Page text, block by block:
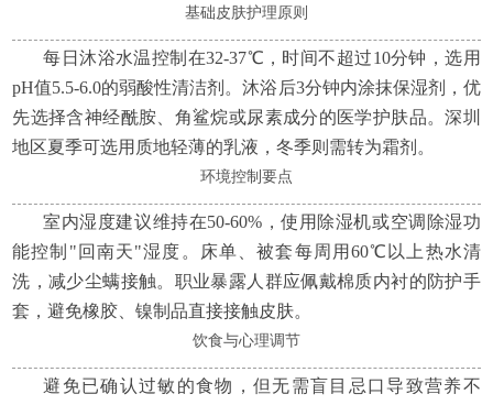
基础皮肤护理原则
每日沐浴水温控制在32-37℃，时间不超过10分钟，选用
pH值5.5-6.0的弱酸性清洁剂。沐浴后3分钟内涂抹保湿剂，优
先选择含神经酰胺、角鲨烷或尿素成分的医学护肤品。深圳
地区夏季可选用质地轻薄的乳液，冬季则需转为霜剂。
环境控制要点
室内湿度建议维持在50-60%，使用除湿机或空调除湿功
能控制"回南天"湿度。床单、被套每周用60℃以上热水清
洗，减少尘螨接触。职业暴露人群应佩戴棉质内衬的防护手
套，避免橡胶、镍制品直接接触皮肤。
饮食与心理调节
避免已确认过敏的食物，但无需盲目忌口导致营养不